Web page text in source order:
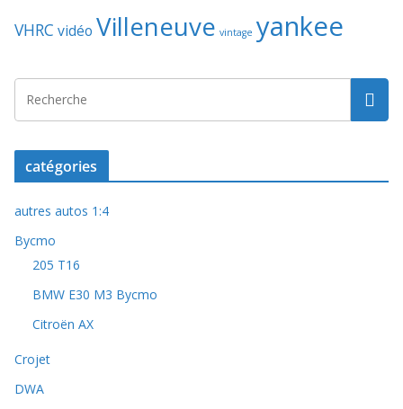
VHRC vidéo Villeneuve vintage yankee
catégories
autres autos 1:4
Bycmo
205 T16
BMW E30 M3 Bycmo
Citroën AX
Crojet
DWA